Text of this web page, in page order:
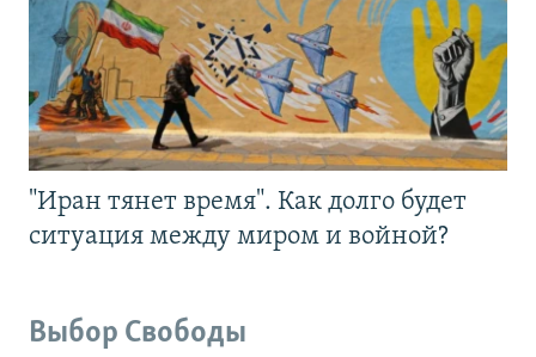
"Иран тянет время". Как долго будет
ситуация между миром и войной?
Выбор Свободы